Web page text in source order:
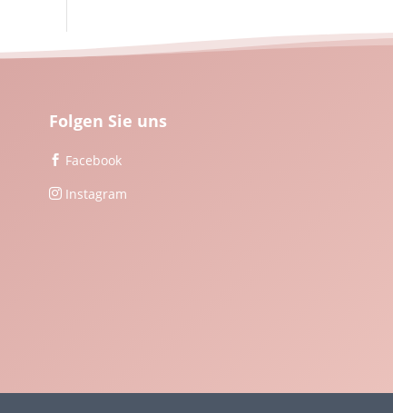
Folgen Sie uns
 Facebook
 Instagram